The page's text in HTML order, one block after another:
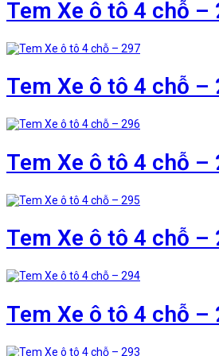
Tem Xe ô tô 4 chỗ –
Tem Xe ô tô 4 chỗ –
Tem Xe ô tô 4 chỗ –
Tem Xe ô tô 4 chỗ –
Tem Xe ô tô 4 chỗ –